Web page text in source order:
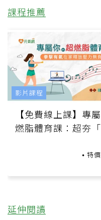
課程推薦
【免費線上課】專
燃脂體育課：超夯
特價
影片課程
延伸閱讀